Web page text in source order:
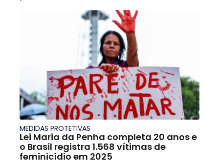
MEDIDAS PROTETIVAS
Lei Maria da Penha completa 20 anos e
o Brasil registra 1.568 vítimas de
feminicídio em 2025